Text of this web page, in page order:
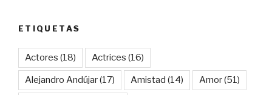
ETIQUETAS
Actores (18) Actrices (16)
Alejandro Andújar(17) Amistad (14) Amor(51)